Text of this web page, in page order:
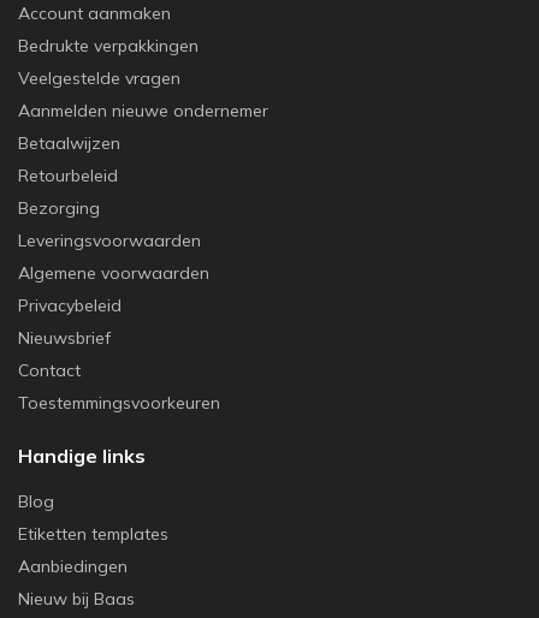
Account aanmaken
Bedrukte verpakkingen
Veelgestelde vragen
Aanmelden nieuwe ondernemer
Betaalwijzen
Retourbeleid
Bezorging
Leveringsvoorwaarden
Algemene voorwaarden
Privacybeleid
Nieuwsbrief
Contact
Toestemmingsvoorkeuren
Handige links
Blog
Etiketten templates
Aanbiedingen
Nieuw bij Baas